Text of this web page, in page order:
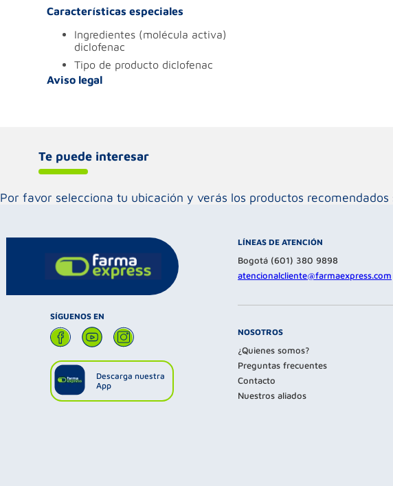
Características especiales
ingredientes (molécula activa)
diclofenac
tipo de producto diclofenac
Aviso legal
Te puede interesar
Por favor selecciona tu ubicación y verás los productos
SÍGUENOS EN
Descarga nuestra
App
LÍNEAS DE ATENCIÓN
Bogotá (601) 380 9898
atencionalcliente@farmaexpress.com
NOSOTROS
¿Quienes somos?
Preguntas frecuentes
Contacto
Nuestros aliados